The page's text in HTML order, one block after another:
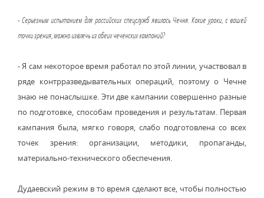
- Серьезным испытанием для российских спецслужб явилась Чечня. Какие уроки, с вашей
точки зрения, можно извлечь из обеих чеченских кампаний?
- Я сам некоторое время работал по этой линии, участвовал в
ряде контрразведывательных операций, поэтому о Чечне
знаю не понаслышке. Эти две кампании совершенно разные
по подготовке, способам проведения и результатам. Первая
кампания была, мягко говоря, слабо подготовлена со всех
точек зрения: организации, методики, пропаганды,
материально-технического обеспечения.
Дудаевский режим в то время сделают все, чтобы полностью